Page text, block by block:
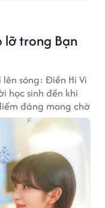
lỡ trong Bạn
sóng: Điền Hi Vi
học sinh đến khi
đáng mong chờ